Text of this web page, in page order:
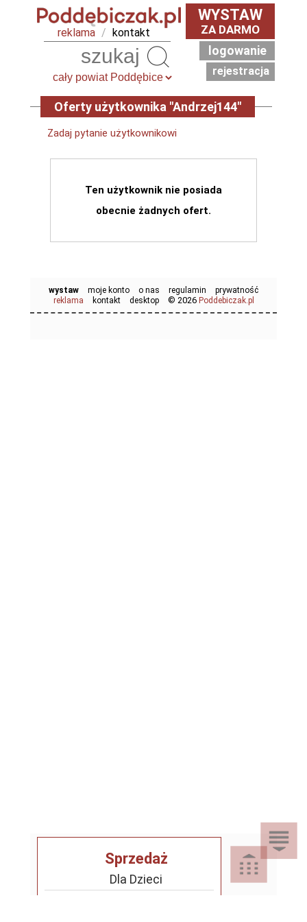
reklama / kontakt
WYSTAW
ZA DARMO
logowanie
rejestracja
Oferty użytkownika "Andrzej144"
Zadaj pytanie użytkownikowi
Ten użytkownik nie posiada
obecnie żadnych ofert.
wystaw moje konto o nas regulamin
prywatność
reklama
kontakt desktop © 2026 Poddebiczak.pl
Sprzedaż
Dla Dzieci